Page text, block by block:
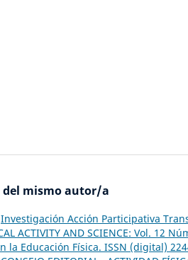
del mismo autor/a
Investigación Acción Participativa
ACTIVITY AND SCIENCE: Vol. 12
la Educación Física. ISSN (digital)